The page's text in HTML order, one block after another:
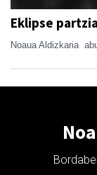
Eklipse
Noaua Aldizkaria